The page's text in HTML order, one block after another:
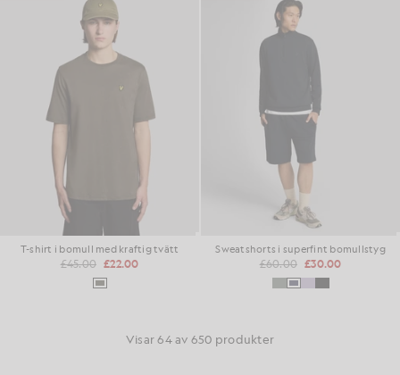
T-shirt i bomull med kraftig tvätt
£45.00 £22.00
Sweatshorts i superfint bomullstyg
£60.00 £30.00
Visar 64 av 650 produkter